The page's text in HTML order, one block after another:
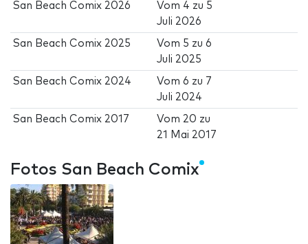
San Beach Comix 2026 Vom 4 zu 5
Juli 2026
San Beach Comix 2025 Vom 5 zu6
Juli 2025
San Beach Comix 2024 Vom6 zu 7
Juli 2024
San Beach Comix 2017 Vom 20 zu
21 Mai 2017
Fotos San Beach Comix